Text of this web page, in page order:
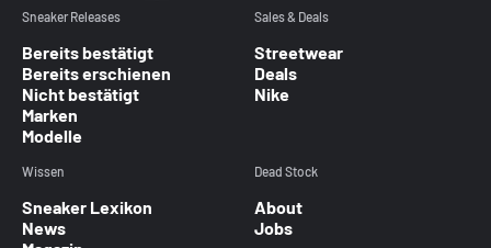
Sneaker Releases
Bereits bestätigt
Bereits erschienen
Nicht bestätigt
Marken
Modelle
Sales & Deals
Streetwear
Deals
Nike
Wissen
Sneaker Lexikon
News
Dead Stock
About
Jobs